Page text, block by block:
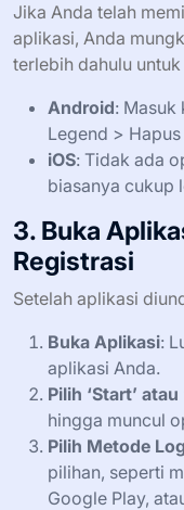
Jika Anda telah
aplikasi, Anda
terlebih dahulu
Android: Masuk
Legend > Hapus
iOS: Tidak ada
biasanya cukup
3. Buka
Registrasi
Setelah aplikasi
Buka Aplikasi:
aplikasi Anda.
Pilih ‘Start’ atau
hingga muncul
Pilih Metode
pilihan, seperti
Google Play,